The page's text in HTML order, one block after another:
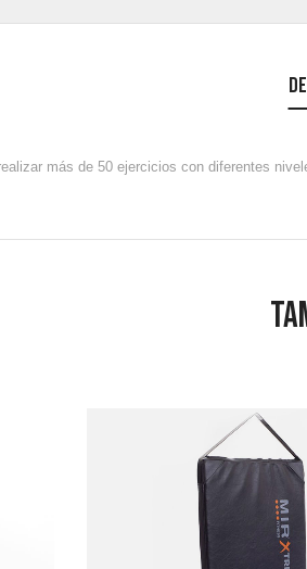
más de 50 ejercicios con diferentes